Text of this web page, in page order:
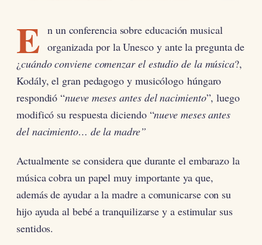
E n un conferencia sobre educación musical
organizada por la Unesco y ante la pregunta de
¿cuándo conviene comenzar el estudio de la música?,
Kodály, el gran pedagogo y musicólogo húngaro
respondió “nueve meses antes del nacimiento”, luego
modificó su respuesta diciendo “nueve meses antes
del nacimiento… de la madre”
Actualmente se considera que durante el embarazo la
música cobra un papel muy importante ya que,
además de ayudar a la madre a comunicarse con su
hijo ayuda al bebé a tranquilizarse y a estimular sus
sentidos.